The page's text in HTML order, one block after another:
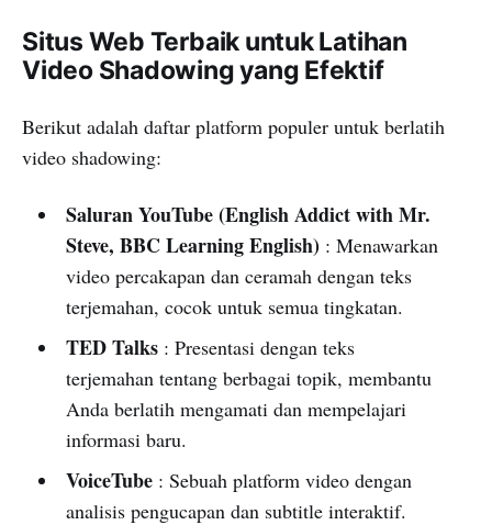
Situs Web Terbaik untuk Latihan
Video Shadowing yang Efektif
Berikut adalah daftar platform populer untuk berlatih
video shadowing:
Saluran YouTube (English Addict with Mr.
Steve, BBC Learning English): Menawarkan
video percakapan dan ceramah dengan teks
terjemahan, cocok untuk semua tingkatan.
TED Talks: Presentasi dengan teks
terjemahan tentang berbagai topik, membantu
Anda berlatih mengamati dan mempelajari
informasi baru.
VoiceTube: Sebuah platform video dengan
analisis pengucapan dan subtitle interaktif.